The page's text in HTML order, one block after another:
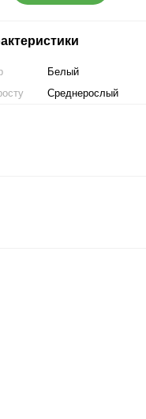
Белый
Среднерослый